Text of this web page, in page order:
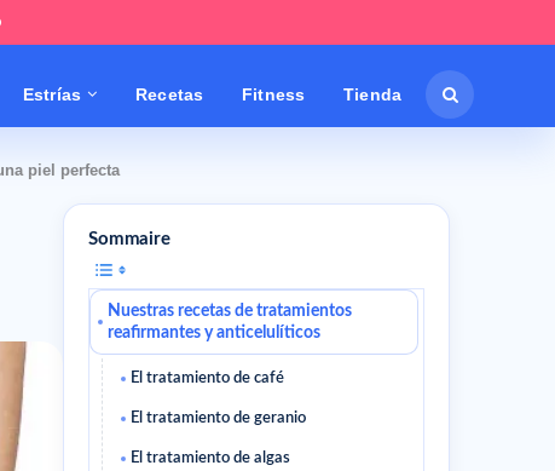
Estrías Recetas Fitness Tienda
piel perfecta
Sommaire
Nuestras recetas de tratamientos
reafirmantes y anticelulíticos
El tratamiento de café
El tratamiento de geranio
El tratamiento de algas